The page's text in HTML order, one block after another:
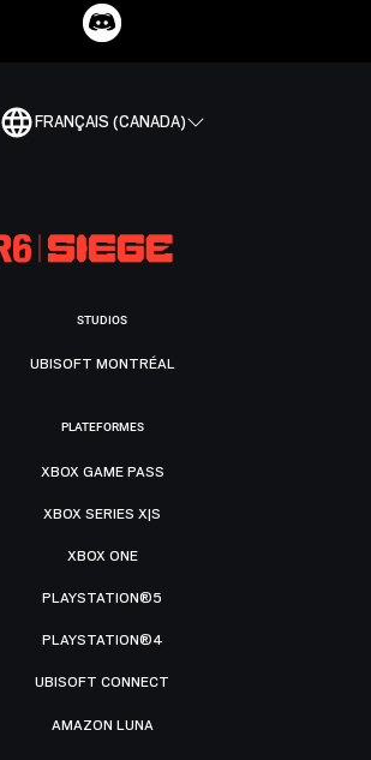
FRANÇAIS (CANADA)
STUDIOS
UBISOFT MONTRÉAL
PLATEFORMES
XBOX GAME PASS
XBOX SERIES X|S
XBOX ONE
PLAYSTATION®5
PLAYSTATION®4
UBISOFT CONNECT
AMAZON LUNA